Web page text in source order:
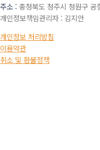
주소 : 충청북도 청주시 청원구
개인정보책임관리자 : 김지안
개인정보 처리방침
이용약관
취소 및 환불정책